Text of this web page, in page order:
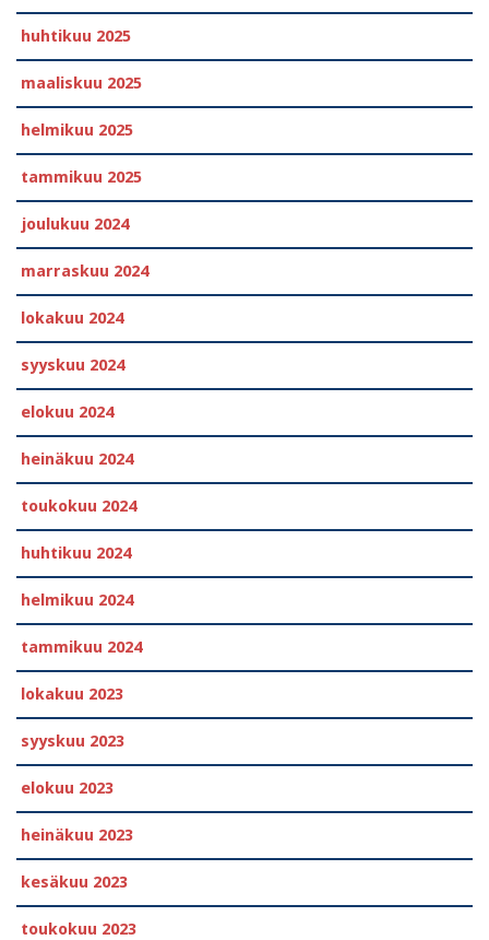
huhtikuu 2025
maaliskuu 2025
helmikuu 2025
tammikuu 2025
joulukuu 2024
marraskuu 2024
lokakuu 2024
syyskuu 2024
elokuu 2024
heinäkuu 2024
toukokuu 2024
huhtikuu 2024
helmikuu 2024
tammikuu 2024
lokakuu 2023
syyskuu 2023
elokuu 2023
heinäkuu 2023
kesäkuu 2023
toukokuu 2023